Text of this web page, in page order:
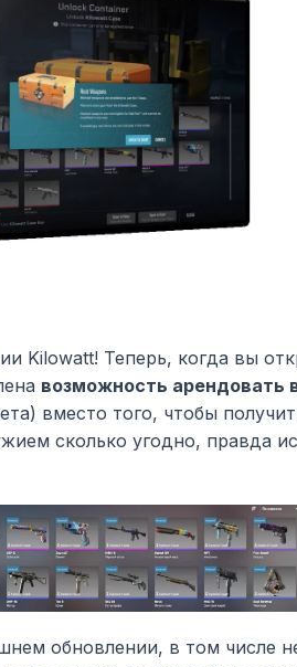
Kilowatt! Теперь, когда вы
возможность арендовать
вместо того, чтобы
сколько угодно, правда
обновлении, в том числе